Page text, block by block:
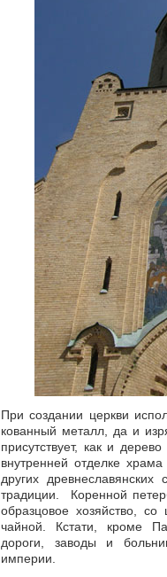
При создании церкви
кованный металл, да и
присутствует, как и
внутренней отделке
других
традиции. Коренной
образцовое хозяйство,
чайной. Кстати, кроме
дороги, заводы и
империи.